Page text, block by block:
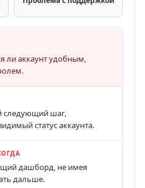
ли аккаунт удобным,
следующий шаг,
статус аккаунта.
дашборд, не имея
дальше.